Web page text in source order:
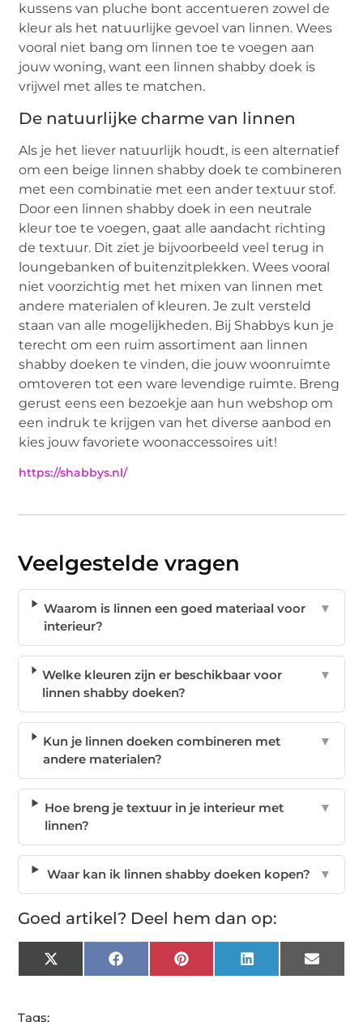
kussens van pluche bont accentueren zowel de
kleur als het natuurlijke gevoel van linnen. Wees
vooral niet bang om linnen toe te voegen aan
jouw woning, want een linnen shabby doek is
vrijwel met alles te matchen.
De natuurlijke charme van linnen
Als je het liever natuurlijk houdt, is een alternatief
om een beige linnen shabby doek te combineren
met een combinatie met een ander textuur stof.
Door een linnen shabby doek in een neutrale
kleur toe te voegen, gaat alle aandacht richting
de textuur. Dit ziet je bijvoorbeeld veel terug in
loungebanken of buitenzitplekken. Wees vooral
niet voorzichtig met het mixen van linnen met
andere materialen of kleuren. Je zult versteld
staan van alle mogelijkheden. Bij Shabbys kun je
terecht om een ruim assortiment aan linnen
shabby doeken te vinden, die jouw woonruimte
omtoveren tot een ware levendige ruimte. Breng
gerust eens een bezoekje aan hun webshop om
een indruk te krijgen van het diverse aanbod en
kies jouw favoriete woonaccessoires uit!
https://shabbys.nl/
Veelgestelde vragen
Waarom is linnen een goed materiaal voor
interieur?
▼
Welke kleuren zijn er beschikbaar voor
linnen shabby doeken?
▼
Kun je linnen doeken combineren met
andere materialen?
▼
Hoe breng je textuur in je interieur met
linnen?
▼
Waar kan ik linnen shabby doeken kopen? ▼
Goed artikel? Deel hem dan op:
X
(Twitter)
Facebook Pinterest LinkedIn Email
Tags: